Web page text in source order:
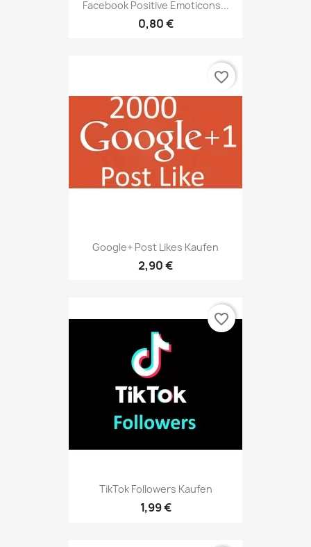
Facebook Positive Emoticons...
0,80 €
Google+ Post Likes Kaufen
2,90 €
favorite_border
TikTok Followers Kaufen
1,99 €
favorite_border